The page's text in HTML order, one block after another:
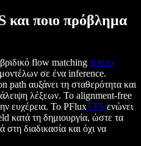
και ποιο πρόβλημα
flow matching text to
σε ένα inference.
αυξάνει τη σταθερότητα και
λέξεων. Το alignment-free
ευχέρεια. Το PFluxTTS ενώνει
κατά τη δημιουργία, ώστε τα
στη διαδικασία και όχι να